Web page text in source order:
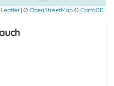
Leaflet | © OpenStreetMap © CartoDB